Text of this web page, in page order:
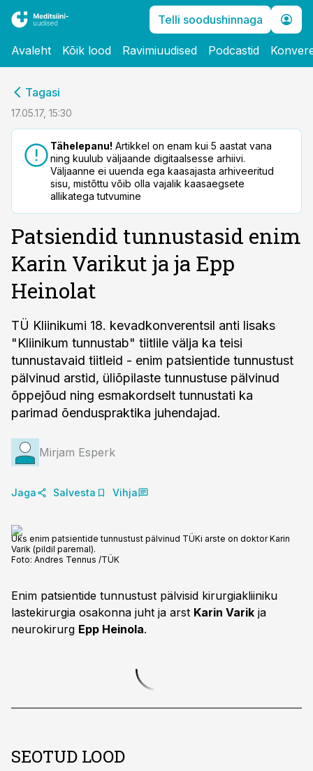
Telli soodushinnaga
Avaleht Kõik lood Ravimiuudised Podcastid
Tagasi
17.05.17, 15:30
Tähelepanu! Artikkel on enam kui 5 aastat vana
ning kuulub väljaande digitaalsesse arhiivi.
Väljaanne ei uuenda ega kaasajasta arhiveeritud
sisu, mistõttu võib olla vajalik kaasaegsete
allikatega tutvumine
Patsiendid tunnustasid enim
Karin Varikut ja ja Epp
Heinolat
TÜ Kliinikumi 18. kevadkonverentsil anti lisaks
"Kliinikum tunnustab" tiitlile välja ka teisi
tunnustavaid tiitleid - enim patsientide tunnustust
pälvinud arstid, üliõpilaste tunnustuse pälvinud
õppejõud ning esmakordselt tunnustati ka
parimad õenduspraktika juhendajad.
Mirjam Esperk
Jaga Salvesta Vihja
Üks enim patsientide tunnustust pälvinud TÜKi arste on doktor Karin
Varik (pildil paremal).
Foto: Andres Tennus /TÜK
Enim patsientide tunnustust pälvisid kirurgiakliiniku
lastekirurgia osakonna juht ja arst Karin Varik ja
neurokirurg Epp Heinola.
SEOTUD LOOD